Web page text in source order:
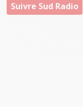
Suivre Sud Radio